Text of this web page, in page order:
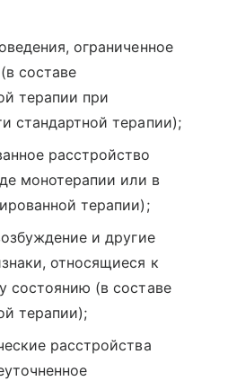
ограниченное
составе
терапии при
стандартной терапии);
расстройство
монотерапии или в
терапии);
и другие
относящиеся к
состоянию (в составе
терапии);
расстройства